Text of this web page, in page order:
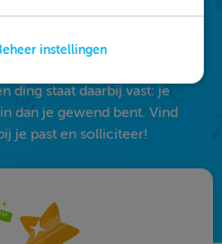
op zoek naar starters in
medisch specialisten en
ding staat daarbij vast: je
dan je gewend bent. Vind
je past en solliciteer!
instellingen